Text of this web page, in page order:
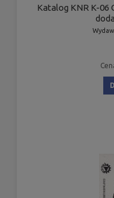
Katalog KNR K-06